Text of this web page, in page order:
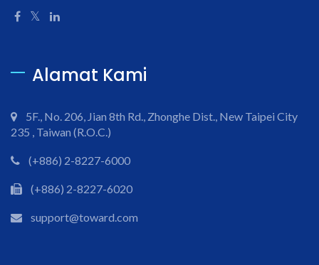
Alamat Kami
5F., No. 206, Jian 8th Rd., Zhonghe Dist., New Taipei City
235 , Taiwan (R.O.C.)
(+886) 2-8227-6000
(+886) 2-8227-6020
support@toward.com